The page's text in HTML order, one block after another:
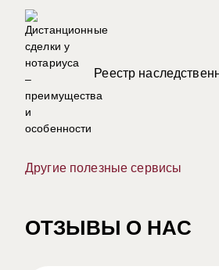
Реестр
Другие полезные сервисы
ОТЗЫВЫ О НАС